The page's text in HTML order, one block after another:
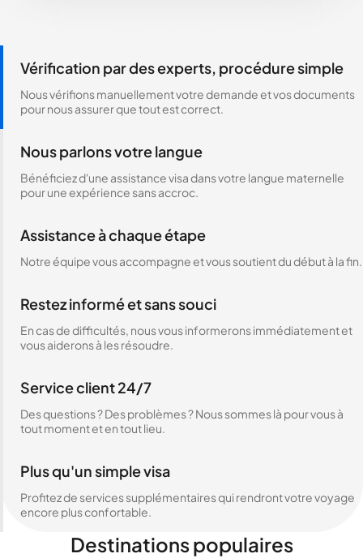
Vérification par des experts, procédure simple
Nous vérifions manuellement votre demande et vos documents
pour nous assurer que tout est correct.
Nous parlons votre langue
Bénéficiez d'une assistance visa dans votre langue maternelle
pour une expérience sans accroc.
Assistance à chaque étape
Notre équipe vous accompagne et vous soutient du début à la fin.
Restez informé et sans souci
En cas de difficultés, nous vous informerons immédiatement et
vous aiderons à les résoudre.
Service client 24/7
Des questions ? Des problèmes ? Nous sommes là pour vous à
tout moment et en tout lieu.
Plus qu'un simple visa
Profitez de services supplémentaires qui rendront votre voyage
encore plus confortable.
Destinations populaires